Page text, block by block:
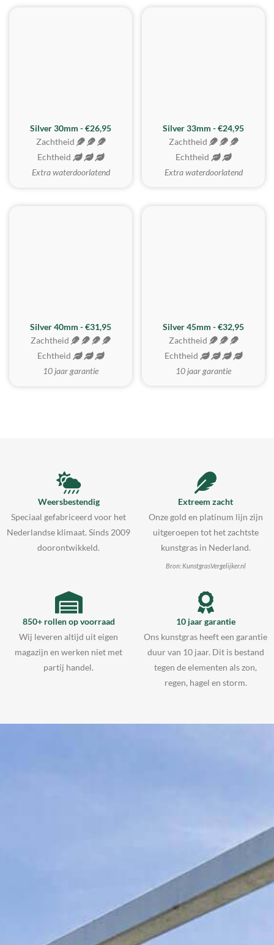
Silver 30mm - €26,95
Zachtheid
Echtheid
Extra waterdoorlatend
Silver 33mm - €24,95
Zachtheid
Echtheid
Extra waterdoorlatend
Silver 40mm - €31,95
Zachtheid
Echtheid
10 jaar garantie
MEEST GEKOZEN
Silver 45mm - €32,95
Zachtheid
Echtheid
10 jaar garantie
Weersbestendig
Speciaal gefabriceerd voor het
Nederlandse klimaat. Sinds 2009
doorontwikkeld.
Extreem zacht
Onze gold en platinum lijn zijn
uitgeroepen tot het zachtste
kunstgras in Nederland.
Bron: KunstgrasVergelijker.nl
850+ rollen op voorraad
Wij leveren altijd uit eigen
magazijn en werken niet met
partij handel.
10 jaar garantie
Ons kunstgras heeft een garantie
duur van 10 jaar. Dit is bestand
tegen de elementen als zon,
regen, hagel en storm.